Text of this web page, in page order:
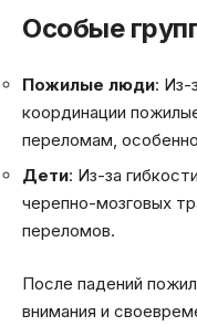
Особые
Пожилые люди: Из-
координации
переломам,
Дети: Из-за
черепно-мозговых
переломов.
После падений
внимания и